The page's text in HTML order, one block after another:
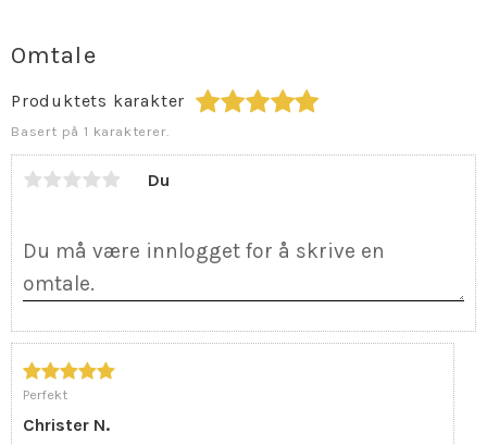
Omtale
Produktets karakter
Basert på 1 karakterer.
Du
Perfekt
Christer N.